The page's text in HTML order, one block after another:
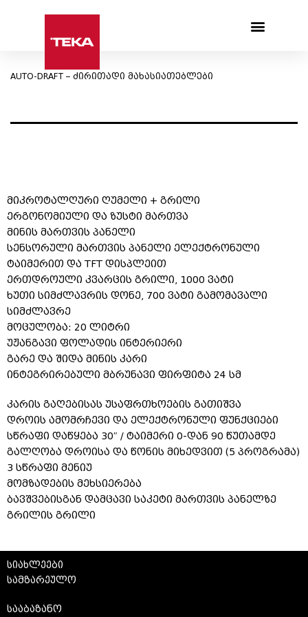
AUTO-DRAFT – ძირითადი მახასიათებლები
მიკროტალღური ღუმელი + გრილი
ერგონომიული და ზუსტი მართვა
მინის მართვის პანელი
სენსორული მართვის პანელი ელექტრონული
ტაიმერით და TFT დისპლეით
ერთდროული კვარცის გრილი, 1000 ვატი
ხუთი სიმძლავრის დონე, 700 ვატი გამომავალი
სიმძლავრე
მოცულობა: 20 ლიტრი
უჟანგავი ფოლადის ინტერიერი
გარე და შიდა მინის კარი
ინტეგრირებული მბრუნავი ფირფიტა 24 სმ
კარის გაღებისას უსაფრთხოების გათიშვა
დროის ამომრჩევი და ელექტრონული ფუნქციები
სწრაფი დაწყება 30″ / ტაიმერი 0-დან 90 წუთამდე
გალღობა დროისა და წონის მიხედვით (5 პროგრამა)
3 სწრაფი მენიუ
მომზადების მეხსიერება
ბავშვებისგან დამცავი საკეტი მართვის პანელზე
გრილის გრილი
სიახლეები
სამზარეულო
სააბაზანო